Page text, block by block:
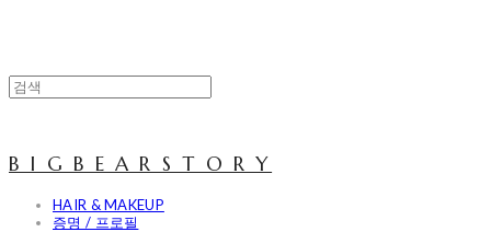
B I G B E A R S T O R Y
HAIR & MAKEUP
증명 / 프로필